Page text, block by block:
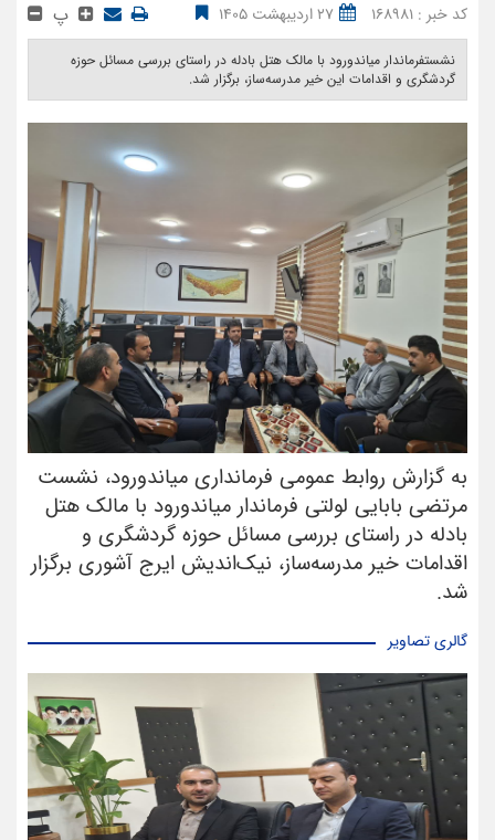
کد خبر : 168981 27 اردیبهشت 1405 پ
نشستفرماندار میاندورود با مالک هتل بادله در راستای بررسی مسائل حوزه
گردشگری و اقدامات این خیر مدرسه‌ساز، برگزار شد. ‎
به گزارش روابط عمومی فرمانداری میاندورود، نشست
مرتضی بابایی لولتی فرماندار میاندورود با مالک هتل
بادله در راستای بررسی مسائل حوزه گردشگری و
اقدامات خیر مدرسه‌ساز، نیک‌اندیش ایرج آشوری برگزار
شد.
گالری تصاویر